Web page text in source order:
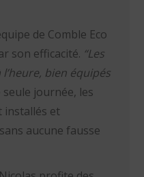
de Comble Eco
son efficacité. “Les
bien équipés
journée, les
installés et
aucune fausse